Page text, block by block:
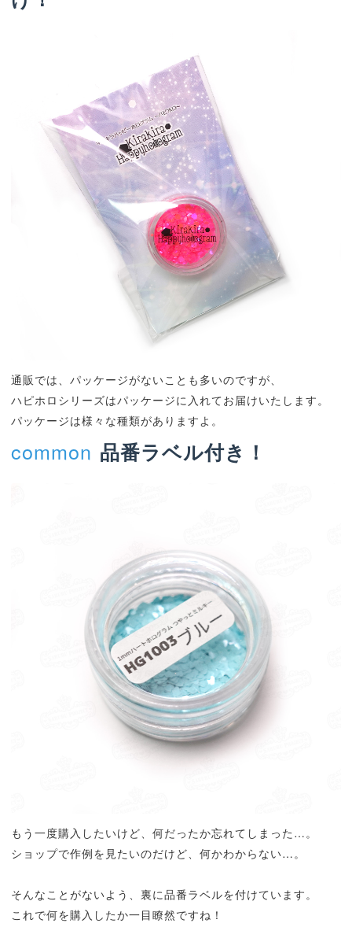
通販では、パッケージがないことも多いのですが、
ハピホロシリーズはパッケージに入れてお届けいたします。
パッケージは様々な種類がありますよ。
common 品番ラベル付き！
もう一度購入したいけど、何だったか忘れてしまった…。
ショップで作例を見たいのだけど、何かわからない…。
そんなことがないよう、裏に品番ラベルを付けています。
これで何を購入したか一目瞭然ですね！